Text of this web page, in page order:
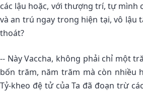
các lậu hoặc, với thượng trí, tự mình
và an trú ngay trong hiện tại, vô lậu
thoát?
-- Này Vaccha, không phải chỉ một
bốn trăm, năm trăm mà còn nhiều
Tỷ-kheo đệ tử của Ta đã đoạn trừ